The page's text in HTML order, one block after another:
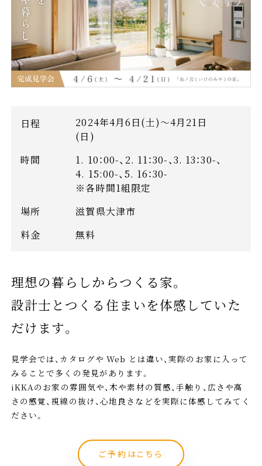
日程
2024年4月6日(土)～4月21日
(日)
時間
1. 10：00-、2. 11：30-、3. 13：30-、
4. 15:00-、5. 16：30-
※各時間1組限定
場所
滋賀県大津市
料金
無料
理想の暮らしからつくる家。
設計士とつくる住まいを体感していた
だけます。
見学会では、カタログや Web とは違い、実際のお家に入って
みることで多くの発見があります。
iKKAのお家の雰囲気や、木や素材の質感、手触り、広さや高
さの感覚、視線の抜け、心地良さなどを実際に体感してみてく
ださい。
ご予約はこちら